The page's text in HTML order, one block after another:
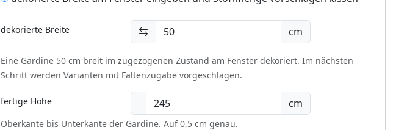
dekorierte Breite cm
Eine Gardine 50 cm breit im zugezogenen Zustand am Fenster dekoriert. Im nächsten
Schritt werden Varianten mit Faltenzugabe vorgeschlagen.
fertige Höhe cm
Oberkante bis Unterkante der Gardine. Auf 0,5 cm genau.